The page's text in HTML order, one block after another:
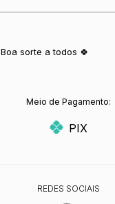
Boa sorte a todos 🍀
Meio de Pagamento:
PIX
REDES SOCIAIS